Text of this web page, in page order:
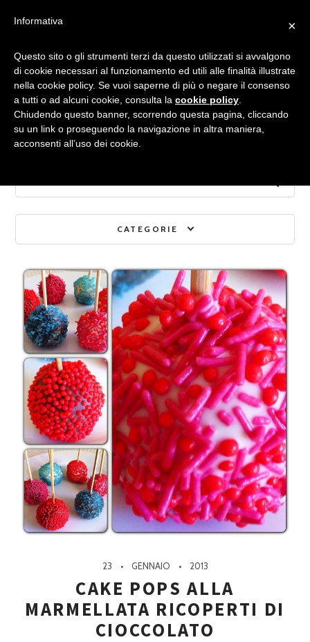
Archivio mensile:
GENNAIO 2013
CATEGORIE
23 GENNAIO 2013
CAKE POPS ALLA
MARMELLATA RICOPERTI DI
CIOCCOLATO
×
Informativa
Questo sito o gli strumenti terzi da questo utilizzati si avvalgono
di cookie necessari al funzionamento ed utili alle finalità illustrate
nella cookie policy. Se vuoi saperne di più o negare il consenso
a tutti o ad alcuni cookie, consulta la cookie policy
Chiudendo questo banner, scorrendo questa pagina, cliccando
su un link o proseguendo la navigazione in altra maniera,
acconsenti all’uso dei cookie.